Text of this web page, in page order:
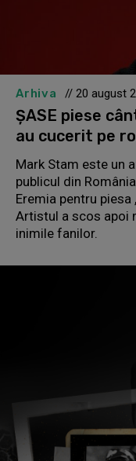
Arhiva // 20 august
ȘASE piese
au cucerit pe
Mark Stam este un
publicul din
Eremia pentru piesa
Artistul a scos apoi
inimile fanilor.